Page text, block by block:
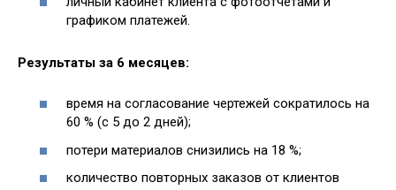
графиком платежей.
Результаты за 6 месяцев:
время на согласование чертежей сократилось на
60 % (с 5 до 2 дней);
потери материалов снизились на 18 %;
количество повторных заказов от клиентов